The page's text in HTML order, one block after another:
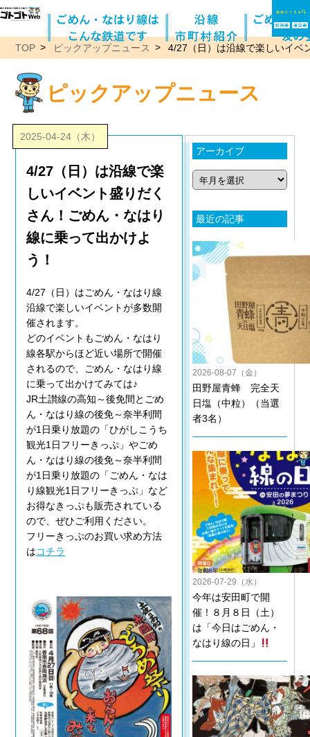
TOP ピックアップニュース 4/27（日）は沿線で楽しいイベ
ピックアップニュース
2025-04-24（木）
4/27（日）は沿線で楽
しいイベント盛りだく
さん！ごめん・なはり
線に乗って出かけよ
う！
4/27（日）はごめん・なはり線
沿線で楽しいイベントが多数開
催されます。
どのイベントもごめん・なはり
線各駅からほど近い場所で開催
されるので、ごめん・なはり線
に乗って出かけてみては♪
JR土讃線の高知～後免間とごめ
ん・なはり線の後免～奈半利間
が1日乗り放題の「ひがしこうち
観光1日フリーきっぷ」やごめ
ん・なはり線の後免～奈半利間
が1日乗り放題の「ごめん・なは
り線観光1日フリーきっぷ」など
お得なきっぷも販売されている
ので、ぜひご利用ください。
フリーきっぷのお買い求め方法
はコチラ
アーカイブ
最近の記事
2026-08-07（金）
田野屋青蜂 完全天
日塩（中粒）（当選
者3名）
2026-07-29（水）
今年は安田町で開
催！８月８日（土）
は「今日はごめん・
なはり線の日」